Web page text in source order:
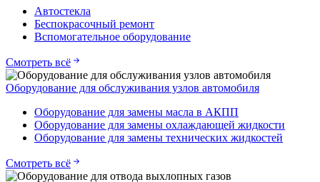
Автостекла
Беспокрасочный ремонт
Вспомогательное оборудование
Смотреть всё
Оборудование для обслуживания узлов автомобиля
Оборудование для замены масла в АКПП
Оборудование для замены охлаждающей жидкости
Оборудование для замены технических жидкостей
Смотреть всё